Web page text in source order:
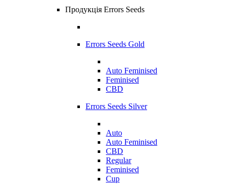
Продукція Errors Seeds
Errors Seeds Gold
Auto Feminised
Feminised
CBD
Errors Seeds Silver
Auto
Auto Feminised
CBD
Regular
Feminised
Cup